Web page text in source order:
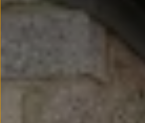
Faros y lunas
Carrocería y pintura
Llantas y neumáticos
Recambios Volkswagen
Entretenimiento
Personalización
Tu coche conectado